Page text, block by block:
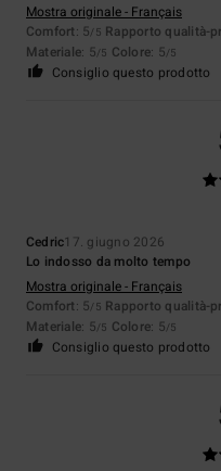
Mostra originale - Français
Comfort: 5/5 Rapporto qualità-
Materiale: 5/5 Colore: 5/5
Consiglio questo prodotto
Cedric17. giugno 2026
Lo indosso da molto tempo
Mostra originale - Français
Comfort: 5/5 Rapporto qualità-
Materiale: 5/5 Colore: 5/5
Consiglio questo prodotto